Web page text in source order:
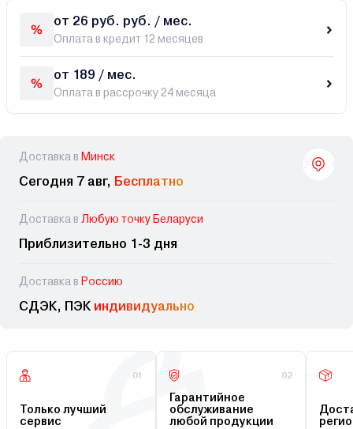
от 26 руб. руб. / мес.
Оплата в кредит 12 месяцев
от 189 / мес.
Оплата в рассрочку 24 месяца
Доставка в Минск
Сегодня 7 авг, Бесплатно
Доставка в Любую точку Беларуси
Приблизительно 1-3 дня
Доставка в Россию
СДЭК, ПЭК индивидуально
01
Только лучший
сервис
02
Гарантийное
обслуживание
любой продукции